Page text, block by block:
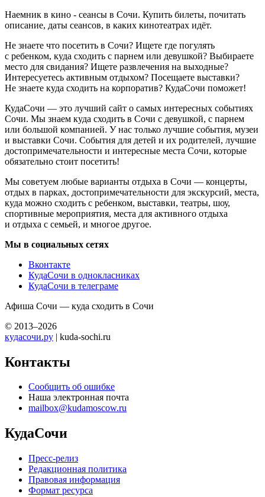
Наемник в кино - сеансы в Сочи. Купить билеты, почитать
описание, даты сеансов, в каких кинотеатрах идёт.
Не знаете что посетить в Сочи? Ищете где погулять
с ребенком, куда сходить с парнем или девушкой? Выбираете
место для свидания? Ищете развлечения на выходные?
Интересуетесь активным отдыхом? Посещаете выставки?
Не знаете куда сходить на корпоратив? КудаСочи поможет!
КудаСочи — это лучший сайт о самых интересных событиях
Сочи. Мы знаем куда сходить в Сочи с девушкой, с парнем
или большой компанией. У нас только лучшие события, музеи
и выставки Сочи. События для детей и их родителей, лучшие
достопримечательности и интересные места Сочи, которые
обязательно стоит посетить!
Мы советуем любые варианты отдыха в Сочи — концерты,
отдых в парках, достопримечательности для экскурсий, места,
куда можно сходить с ребенком, выставки, театры, шоу,
спортивные мероприятия, места для активного отдыха
и отдыха с семьей, и многое другое.
Мы в социальных сетях
Вконтакте
КудаСочи в однокласниках
КудаСочи в телеграме
Афиша Сочи — куда сходить в Сочи
© 2013–2026
кудасочи.ру | kuda-sochi.ru
Контакты
Сообщить об ошибке
Наша электронная почта
mailbox@kudamoscow.ru
КудаСочи
Пресс-релиз
Редакционная политика
Правовая информация
Формат ресурса